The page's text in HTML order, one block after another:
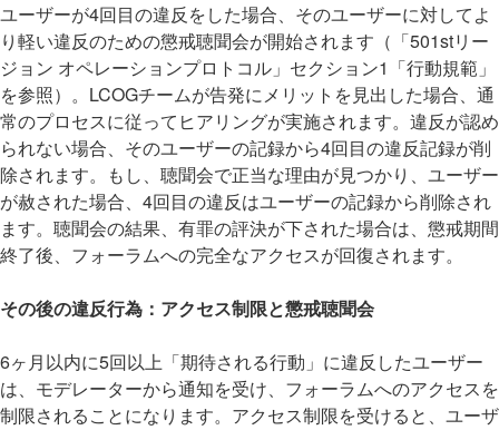
ユーザーが4回目の違反をした場合、そのユーザーに対してよ
り軽い違反のための懲戒聴聞会が開始されます（「501stリー
ジョン オペレーションプロトコル」セクション1「行動規範」
を参照）。LCOGチームが告発にメリットを見出した場合、通
常のプロセスに従ってヒアリングが実施されます。違反が認め
られない場合、そのユーザーの記録から4回目の違反記録が削
除されます。もし、聴聞会で正当な理由が見つかり、ユーザー
が赦された場合、4回目の違反はユーザーの記録から削除され
ます。聴聞会の結果、有罪の評決が下された場合は、懲戒期間
終了後、フォーラムへの完全なアクセスが回復されます。
その後の違反行為：アクセス制限と懲戒聴聞会
6ヶ月以内に5回以上「期待される行動」に違反したユーザー
は、モデレーターから通知を受け、フォーラムへのアクセスを
制限されることになります。アクセス制限を受けると、ユーザ